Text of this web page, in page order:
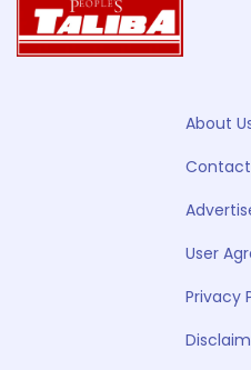
About
Contact
User
Privacy